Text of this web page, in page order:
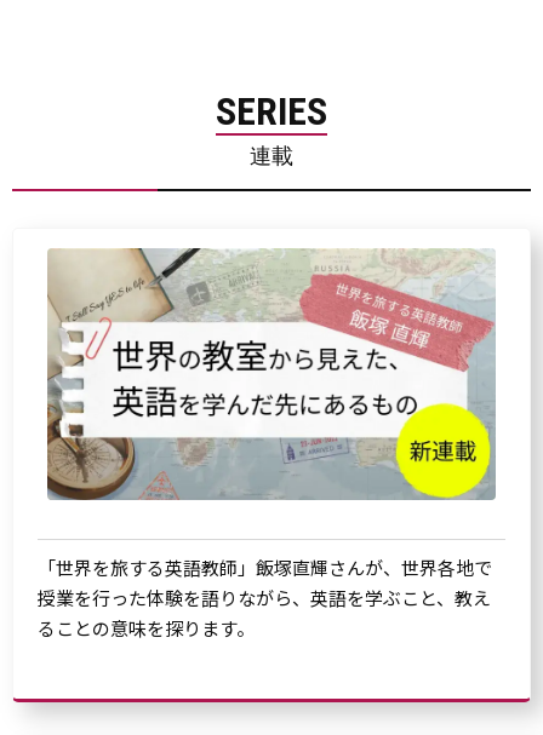
SERIES
連載
「世界を旅する英語教師」飯塚直輝さんが、世界各地で
授業を行った体験を語りながら、英語を学ぶこと、教え
ることの意味を探ります。